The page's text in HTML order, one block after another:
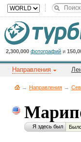
2,300,000 фотографий и
Направления
→ Направления →
Я здесь был
Cейчас
на
сайте:
Title
Button